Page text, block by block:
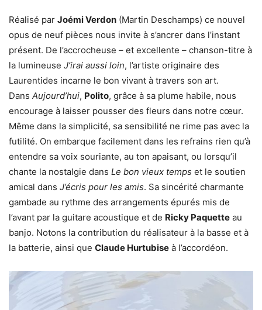
Réalisé par Joémi Verdon (Martin Deschamps) ce nouvel
opus de neuf pièces nous invite à s’ancrer dans l’instant
présent. De l’accrocheuse – et excellente – chanson-titre à
la lumineuse J’irai aussi loin, l’artiste originaire des
Laurentides incarne le bon vivant à travers son art.
Dans Aujourd’hui, Polito, grâce à sa plume habile, nous
encourage à laisser pousser des fleurs dans notre cœur.
Même dans la simplicité, sa sensibilité ne rime pas avec la
futilité. On embarque facilement dans les refrains rien qu’à
entendre sa voix souriante, au ton apaisant, ou lorsqu’il
chante la nostalgie dans Le bon vieux temps et le soutien
amical dans J’écris pour les amis. Sa sincérité charmante
gambade au rythme des arrangements épurés mis de
l’avant par la guitare acoustique et de Ricky Paquette au
banjo. Notons la contribution du réalisateur à la basse et à
la batterie, ainsi que Claude Hurtubise à l’accordéon.